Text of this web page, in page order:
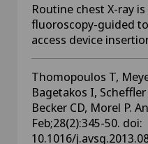
Routine chest X-ray
fluoroscopy-guided
access device
Thomopoulos T,
Bagetakos I,
Becker CD, Morel P.
Feb;28(2):345-50. doi:
10.1016/